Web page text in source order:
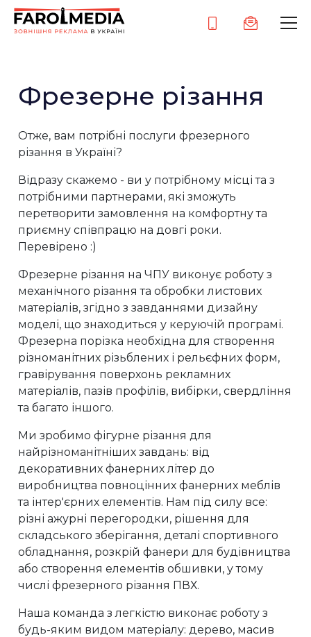
Фрезерне різання
Отже, вам потрібні послуги фрезерного
різання в Україні?
Відразу скажемо - ви у потрібному місці та з
потрібними партнерами, які зможуть
перетворити замовлення на комфортну та
приємну співпрацю на довгі роки.
Перевірено :)
Фрезерне різання на ЧПУ виконує роботу з
механічного різання та обробки листових
матеріалів, згідно з завданнями дизайну
моделі, що знаходиться у керуючій програмі.
Фрезерна порізка необхідна для створення
різноманітних різьблених і рельєфних форм,
гравірування поверхонь рекламних
матеріалів, пазів профілів, вибірки, свердління
та багато іншого.
Ми зробимо фігурне різання для
найрізноманітніших завдань: від
декоративних фанерних літер до
виробництва повноцінних фанерних меблів
та інтер'єрних елементів. Нам під силу все:
різні ажурні перегородки, рішення для
складського зберігання, деталі спортивного
обладнання, розкрій фанери для будівництва
або створення елементів обшивки, у тому
числі фрезерного різання ПВХ.
Наша команда з легкістю виконає роботу з
будь-яким видом матеріалу: дерево, масив